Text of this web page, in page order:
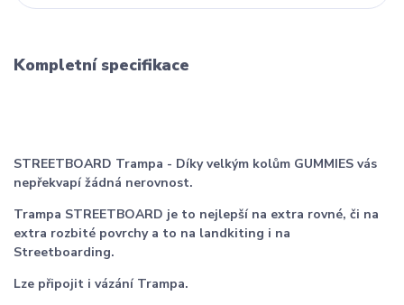
Kompletní specifikace
STREETBOARD Trampa - Díky velkým kolům GUMMIES vás
nepřekvapí žádná nerovnost.
Trampa STREETBOARD je to nejlepší na extra rovné, či na
extra rozbité povrchy a to na landkiting i na
Streetboarding.
Lze připojit i vázání Trampa.